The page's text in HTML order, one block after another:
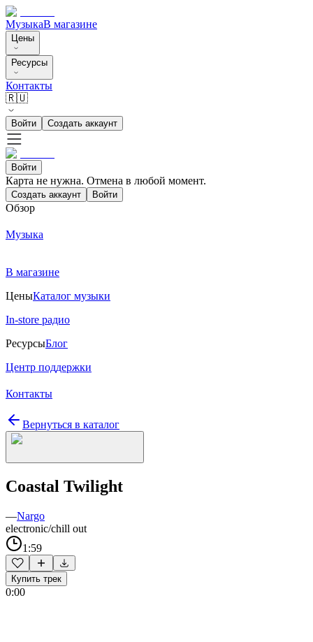
МузыкаВ магазине
Цены
Ресурсы
Контакты
🇷🇺
Войти Создать аккаунт
Войти
Карта не нужна. Отмена в любой момент.
Создать аккаунт Войти
Обзор
Музыка
В магазине
ЦеныКаталог музыки
In-store радио
РесурсыБлог
Центр поддержки
Контакты
Вернуться в каталог
Coastal Twilight
—Nargo
electronic/chill out
1:59
Купить трек
0:00